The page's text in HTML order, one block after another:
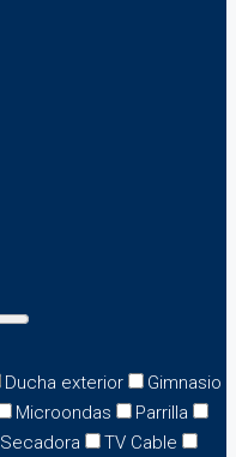
Ducha exterior
Gimnasio
Microondas
Parrilla
Secadora
TV Cable